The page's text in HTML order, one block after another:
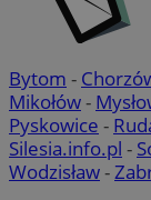
Bytom -
Mikołów-
Pyskowice -
Silesia.info.pl -
Wodzisław-